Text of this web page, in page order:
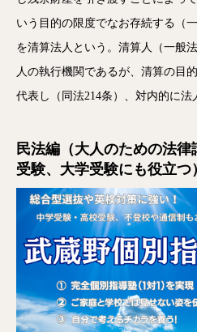
いう目的の限度でなお存続する（
を清算法人という。清算人（一般
人の執行機関であるが、清算の目
代表し（同法214条）、対内的に法
民法編（大人のための法
受験、大学受験にも役立つ